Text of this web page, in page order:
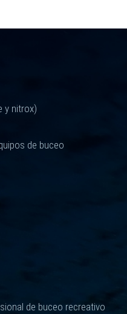
y nitrox)
de buceo
de buceo recreativo